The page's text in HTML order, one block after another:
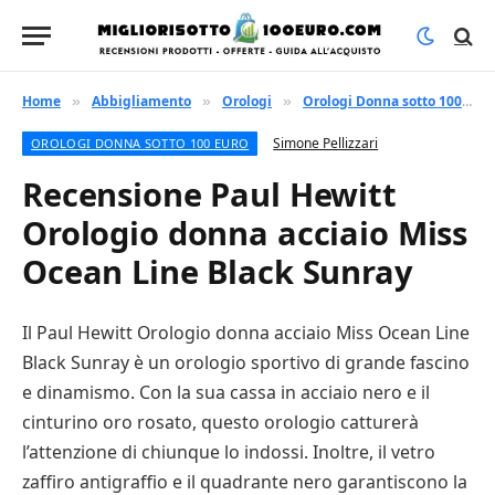
Home » Abbigliamento » Orologi » Orologi Donna sotto 100 euro
OROLOGI DONNA SOTTO 100 EURO Simone Pellizzari
Recensione Paul Hewitt
Orologio donna acciaio Miss
Ocean Line Black Sunray
Il Paul Hewitt Orologio donna acciaio Miss Ocean Line
Black Sunray è un orologio sportivo di grande fascino
e dinamismo. Con la sua cassa in acciaio nero e il
cinturino oro rosato, questo orologio catturerà
l’attenzione di chiunque lo indossi. Inoltre, il vetro
zaffiro antigraffio e il quadrante nero garantiscono la